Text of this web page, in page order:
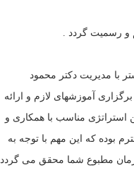
و رسميت گردد .
با مديريت دکتر محمود
آموزشهای لازم و ارائه
استراتژی مناسب با همکاری و
بوده که اين مهم با توجه به
مطبوع شما محقق می گردد